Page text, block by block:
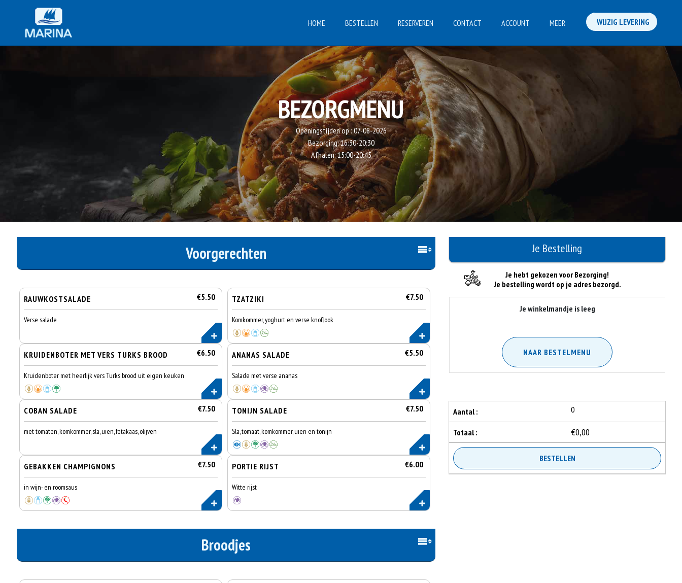
HOME BESTELLEN RESERVEREN CONTACT ACCOUNT MEER WIJZIG LEVERING
BEZORGMENU
Openingstijden op : 07-08-2026
Bezorging:16:30-20:30
Afhalen:15:00-20:45
Voorgerechten
RAUWKOSTSALADE €5.50
Verse salade
TZATZIKI €7.50
Komkommer, yoghurt en verse knoflook
KRUIDENBOTER MET VERS TURKS BROOD €6.50
Kruidenboter met heerlijk vers Turks brood uit eigen keuken
ANANAS SALADE €5.50
Salade met verse ananas
COBAN SALADE €7.50
met tomaten, komkommer, sla, uien, fetakaas, olijven
TONIJN SALADE €7.50
Sla, tomaat, komkommer, uien en tonijn
GEBAKKEN CHAMPIGNONS €7.50
in wijn- en roomsaus
PORTIE RIJST €6.00
Witte rijst
Broodjes
Je hebt gekozen voor Bezorging!
Je bestelling wordt op je adres bezorgd.
Je winkelmandje is leeg
NAAR BESTELMENU
Aantal : 0
Totaal : €0,00
BESTELLEN
Je Bestelling